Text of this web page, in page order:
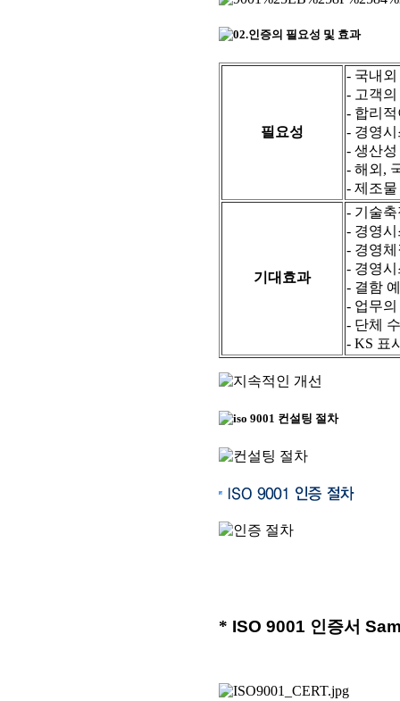
필요성
- 국내
- 고객
- 합리
- 경영
- 생산
- 해외,
- 제조
기대효과
- 기술
- 경영
- 경영
- 경영
- 결함
- 업무
- 단체
- KS 표
* ISO 9001 인증서